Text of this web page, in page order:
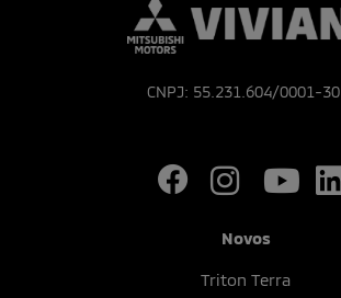
CNPJ: 55.231.604/0001-30
Novos
Triton Terra